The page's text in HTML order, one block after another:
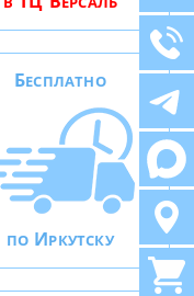
БЕСПЛАТНО
ПО ИРКУТСКУ